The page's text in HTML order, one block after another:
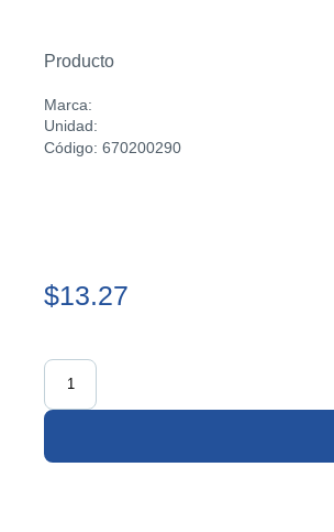
Producto
Marca:
Unidad:
Código: 670200290
$13.27